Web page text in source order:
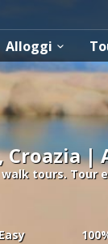
Alloggi
Croazia
tours. Tour